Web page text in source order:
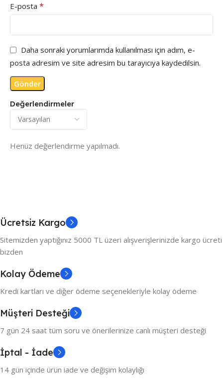
Değerlendirmeler
Henüz değerlendirme yapılmadı.
E-posta *
Daha sonraki yorumlarımda kullanılması için adım, e-
posta adresim ve site adresim bu tarayıcıya kaydedilsin.
Ücretsiz Kargo
Sitemizden yaptığınız 5000 TL üzeri alışverişlerinizde kargo ücreti
bizden
Kolay Ödeme
Kredi kartları ve diğer ödeme seçenekleriyle kolay ödeme
Müşteri Desteği
7 gün 24 saat tüm soru ve önerilerinize canlı müşteri desteği
İptal - İade
14 gün içinde ürün iade ve değişim kolaylığı